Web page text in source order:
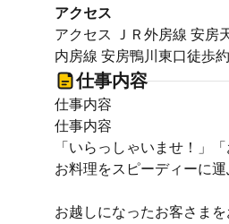
アクセス
アクセス ＪＲ外房線 安房
内房線 安房鴨川東口徒歩
仕事内容
仕事内容
仕事内容
「いらっしゃいませ！」
お料理をスピーディーに運
お越しになったお客さま